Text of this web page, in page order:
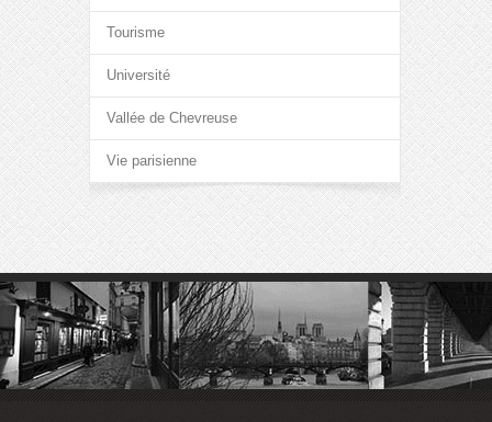
Tourisme
Université
Vallée de Chevreuse
Vie parisienne